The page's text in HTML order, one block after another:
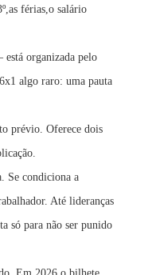
férias,o salário
organizada pelo
algo raro: uma pauta
prévio. Oferece dois
Se condiciona a
Até lideranças
só para não ser punido